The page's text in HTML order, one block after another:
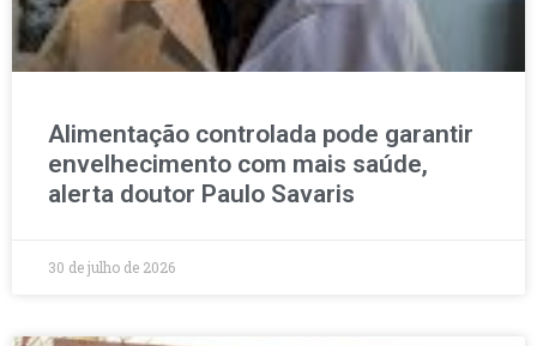
Alimentação controlada pode garantir
envelhecimento com mais saúde,
alerta doutor Paulo Savaris
30 de julho de 2026